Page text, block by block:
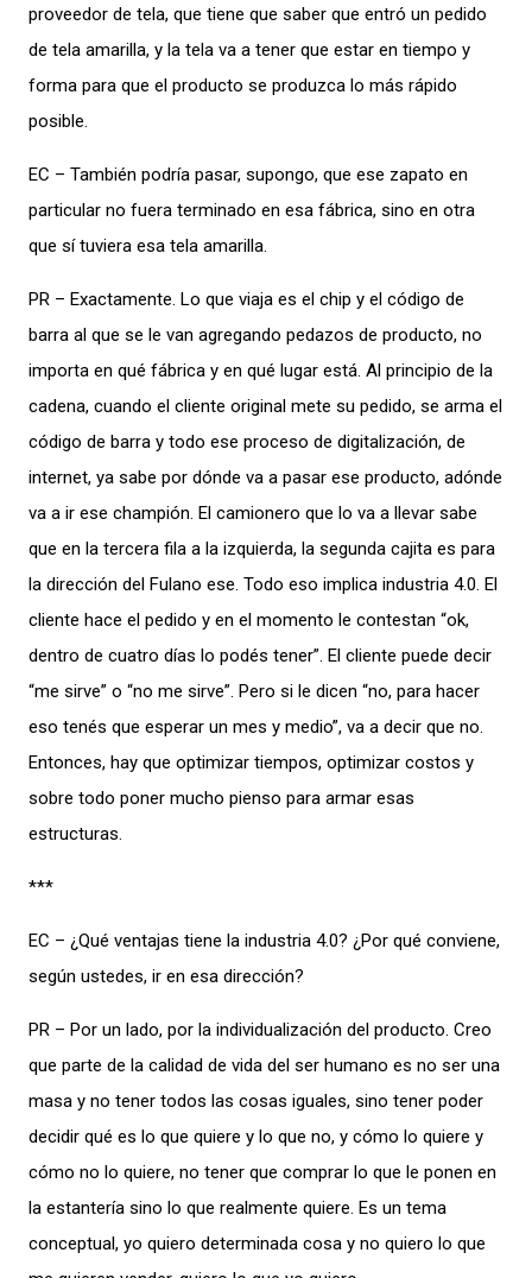
proveedor de tela, que tiene que saber que entró un pedido
de tela amarilla, y la tela va a tener que estar en tiempo y
forma para que el producto se produzca lo más rápido
posible.
EC – También podría pasar, supongo, que ese zapato en
particular no fuera terminado en esa fábrica, sino en otra
que sí tuviera esa tela amarilla.
PR – Exactamente. Lo que viaja es el chip y el código de
barra al que se le van agregando pedazos de producto, no
importa en qué fábrica y en qué lugar está. Al principio de la
cadena, cuando el cliente original mete su pedido, se arma el
código de barra y todo ese proceso de digitalización, de
internet, ya sabe por dónde va a pasar ese producto, adónde
va a ir ese champión. El camionero que lo va a llevar sabe
que en la tercera fila a la izquierda, la segunda cajita es para
la dirección del Fulano ese. Todo eso implica industria 4.0. El
cliente hace el pedido y en el momento le contestan “ok,
dentro de cuatro días lo podés tener”. El cliente puede decir
“me sirve” o “no me sirve”. Pero si le dicen “no, para hacer
eso tenés que esperar un mes y medio”, va a decir que no.
Entonces, hay que optimizar tiempos, optimizar costos y
sobre todo poner mucho pienso para armar esas
estructuras.
***
EC – ¿Qué ventajas tiene la industria 4.0? ¿Por qué conviene,
según ustedes, ir en esa dirección?
PR – Por un lado, por la individualización del producto. Creo
que parte de la calidad de vida del ser humano es no ser una
masa y no tener todos las cosas iguales, sino tener poder
decidir qué es lo que quiere y lo que no, y cómo lo quiere y
cómo no lo quiere, no tener que comprar lo que le ponen en
la estantería sino lo que realmente quiere. Es un tema
conceptual, yo quiero determinada cosa y no quiero lo que